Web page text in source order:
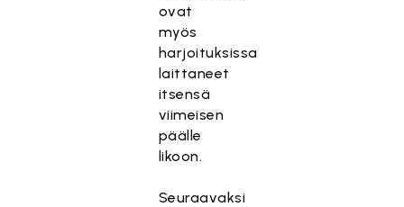
ovat
myös
harjoituksissa
laittaneet
itsensä
viimeisen
päälle
likoon.
Seuraavaksi